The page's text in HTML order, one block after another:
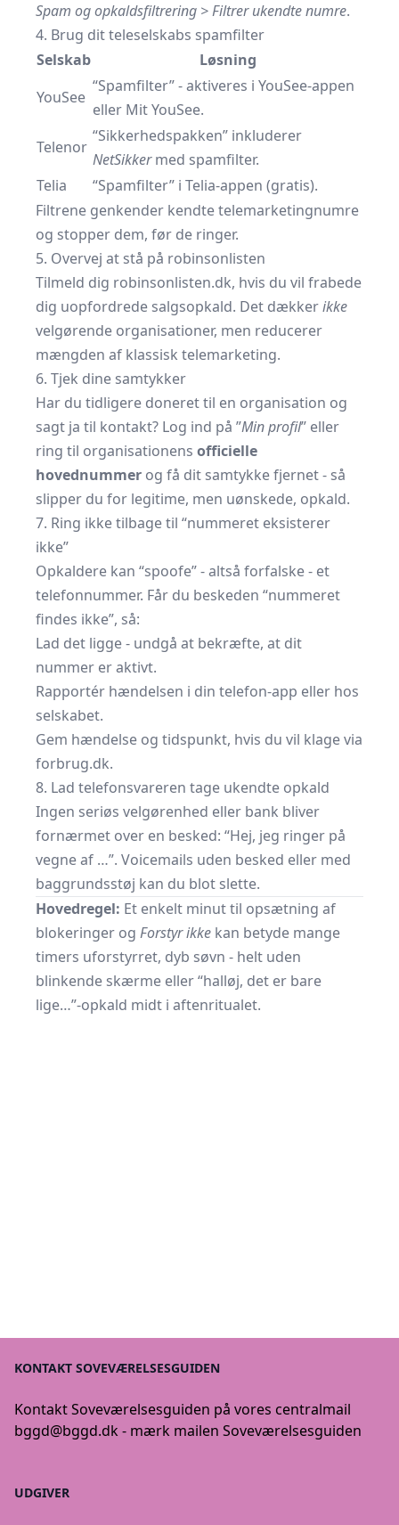
Spam og opkaldsfiltrering > Filtrer ukendte numre.
4. Brug dit teleselskabs spamfilter
Selskab
Løsning
YouSee
“Spamfilter” - aktiveres i YouSee-appen
eller Mit YouSee.
Telenor
“Sikkerhedspakken” inkluderer
NetSikkermed spam­filter.
Telia
“Spamfilter” i Telia-appen (gratis).
Filtrene genkender kendte telemarketingnumre
og stopper dem, før de ringer.
5. Overvej at stå på robinsonlisten
Tilmeld dig robinsonlisten.dk, hvis du vil frabede
dig uopfordrede salgsopkald. Det dækkerikke
velgørende organisationer, men reducerer
mængden af klassisk telemarketing.
6. Tjek dine samtykker
Har du tidligere doneret til en organisation og
sagt ja til kontakt? Log ind på ”Min profil” eller
ring til organisationens officielle
hovednummer og få dit samtykke fjernet - så
slipper du for legitime, men uønskede, opkald.
7. Ring ikke tilbage til “nummeret eksisterer
ikke”
Opkaldere kan “spoofe” - altså forfalske - et
telefonnummer. Får du beskeden “nummeret
findes ikke”, så:
Lad det ligge - undgå at bekræfte, at dit
nummer er aktivt.
Rapportér hændelsen i din telefon-app eller hos
selskabet.
Gem hændelse og tidspunkt, hvis du vil klage via
forbrug.dk.
8. Lad telefonsvareren tage ukendte opkald
Ingen seriøs velgørenhed eller bank bliver
fornærmet over en besked: “Hej, jeg ringer på
vegne af …”. Voicemails uden besked eller med
baggrundsstøj kan du blot slette.
Hovedregel: Et enkelt minut til opsætning af
blokeringer og Forstyr ikke kan betyde mange
timers uforstyrret, dyb søvn - helt uden
blinkende skærme eller “halløj, det er bare
lige…”-opkald midt i aftenritualet.
KONTAKT SOVEVÆRELSESGUIDEN
Kontakt Soveværelsesguiden på vores centralmail
bggd@bggd.dk- mærk mailen Soveværelsesguiden
UDGIVER